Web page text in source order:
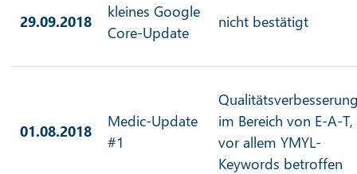
29.09.2018
kleines Google
Core-Update
nicht bestätigt
01.08.2018
Medic-Update
#1
im Bereich von E-A-T,
vor allem YMYL-
Keywords betroffen